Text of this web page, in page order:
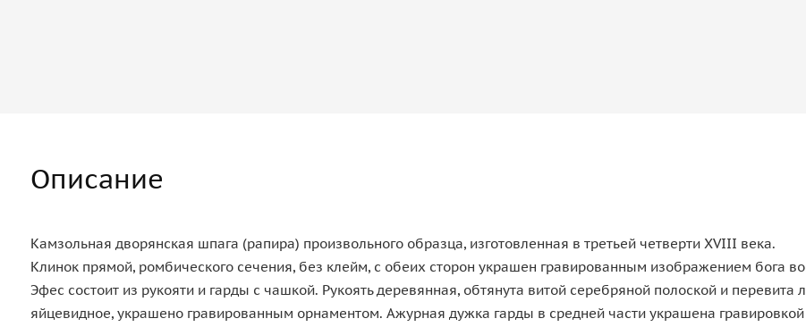
Описание
Камзольная дворянская шпага (рапира) произвольного образца, изготовленная в третьей четверти XVIII века.
Клинок прямой, ромбического сечения, без клейм, с обеих сторон украшен гравированным изображением бога
Эфес состоит из рукояти и гарды с чашкой. Рукоять деревянная, обтянута витой серебряной полоской и
яйцевидное, украшено гравированным орнаментом. Ажурная дужка гарды в средней части украшена